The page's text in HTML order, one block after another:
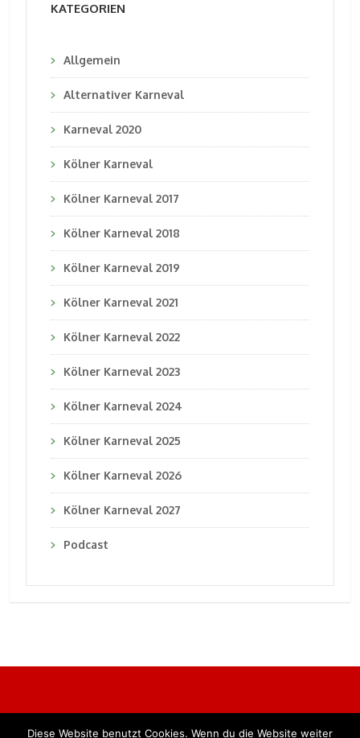
KATEGORIEN
Allgemein
Alternativer Karneval
Karneval 2020
Kölner Karneval
Kölner Karneval 2017
Kölner Karneval 2018
Kölner Karneval 2019
Kölner Karneval 2021
Kölner Karneval 2022
Kölner Karneval 2023
Kölner Karneval 2024
Kölner Karneval 2025
Kölner Karneval 2026
Kölner Karneval 2027
Podcast
Diese Website benutzt Cookies. Wenn du die Website weiter